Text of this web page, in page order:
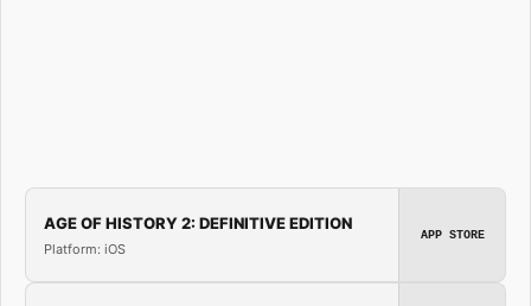
AGE OF HISTORY 2: DEFINITIVE EDITION
Platform: iOS
APP STORE